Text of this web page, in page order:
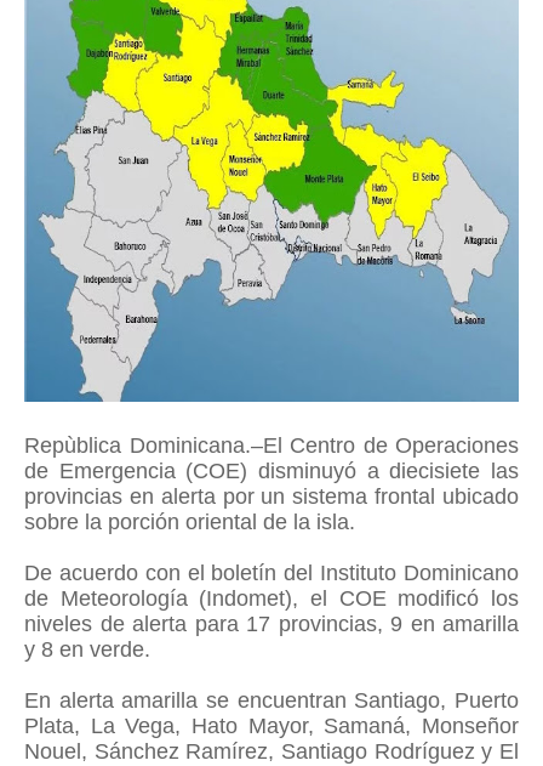
Repùblica Dominicana.–El Centro de Operaciones
de Emergencia (COE) disminuyó a diecisiete las
provincias en alerta por un sistema frontal ubicado
sobre la porción oriental de la isla.
De acuerdo con el boletín del Instituto Dominicano
de Meteorología (Indomet), el COE modificó los
niveles de alerta para 17 provincias, 9 en amarilla
y 8 en verde.
En alerta amarilla se encuentran Santiago, Puerto
Plata, La Vega, Hato Mayor, Samaná, Monseñor
Nouel, Sánchez Ramírez, Santiago Rodríguez y El